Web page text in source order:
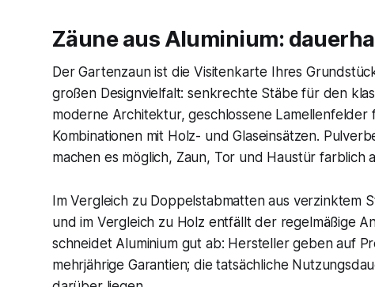
Zäune aus Aluminium:
Der Gartenzaun ist die Visitenkarte Ihres
großen Designvielfalt: senkrechte Stäbe für den
moderne Architektur, geschlossene Lamellenfelder
Kombinationen mit Holz- und Glaseinsätzen.
machen es möglich, Zaun, Tor und Haustür farblich
Im Vergleich zu Doppelstabmatten aus verzinktem
und im Vergleich zu Holz entfällt der regelmäßige
schneidet Aluminium gut ab: Hersteller geben auf
mehrjährige Garantien; die tatsächliche